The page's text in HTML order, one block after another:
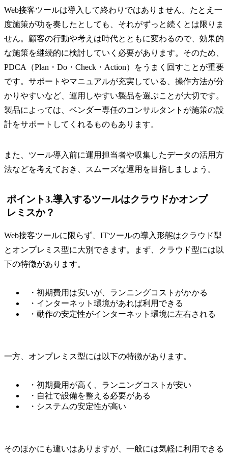
Web接客ツールは導入して終わりではありません。たとえ一
度施策が功を奏したとしても、それがずっと続くとは限りま
せん。顧客の行動や考えは時代とともに変わるので、効果的
な施策を継続的に検討していく必要があります。そのため、
PDCA（Plan・Do・Check・Action）をうまく回すことが重要
です。サポートやマニュアルが充実している、操作方法が分
かりやすいなど、運用しやすい製品を選ぶことが大切です。
製品によっては、ベンダー専任のコンサルタントが施策の設
計をサポートしてくれるものもあります。
また、ツール導入前に運用担当者や収集したデータの活用方
法などを考えておき、スムーズな運用を目指しましょう。
ポイント3.導入するツールはクラウドかオンプ
レミスか？
Web接客ツールに限らず、ITツールの導入形態はクラウド型
とオンプレミス型に大別できます。まず、クラウド型には以
下の特徴があります。
・初期費用は安いが、ランニングコストがかかる
・インターネット環境があれば利用できる
・動作の安定性がインターネット環境に左右される
一方、オンプレミス型には以下の特徴があります。
・初期費用が高く、ランニングコストが安い
・自社で設備を整える必要がある
・システムの安定性が高い
そのほかにも違いはありますが、一般には気軽に利用できる